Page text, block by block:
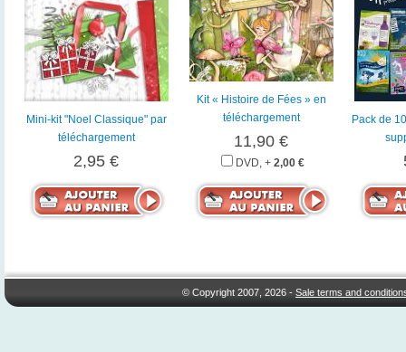
Mini-kit "Noel Classique" par
téléchargement
2,95 €
Kit « Histoire de Fées » en
téléchargement
11,90 €
DVD, + 2,00 €
Pack de
© Copyright 2007, 2026 -Sale terms and